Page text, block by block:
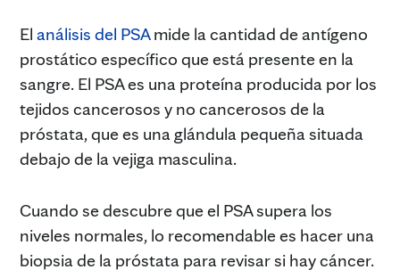
El análisis del PSAmide la cantidad de antígeno
prostático específico que está presente en la
sangre. El PSA es una proteína producida por los
tejidos cancerosos y no cancerosos de la
próstata, que es una glándula pequeña situada
debajo de la vejiga masculina.
Cuando se descubre que el PSA supera los
niveles normales, lo recomendable es hacer una
biopsia de la próstata para revisar si hay cáncer.